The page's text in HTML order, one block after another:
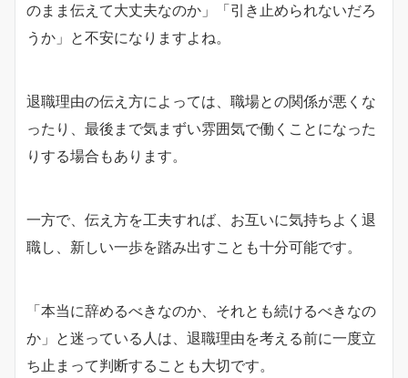
のまま伝えて大丈夫なのか」「引き止められないだろ
うか」と不安になりますよね。
退職理由の伝え方によっては、職場との関係が悪くな
ったり、最後まで気まずい雰囲気で働くことになった
りする場合もあります。
一方で、伝え方を工夫すれば、お互いに気持ちよく退
職し、新しい一歩を踏み出すことも十分可能です。
「本当に辞めるべきなのか、それとも続けるべきなの
か」と迷っている人は、退職理由を考える前に一度立
ち止まって判断することも大切です。